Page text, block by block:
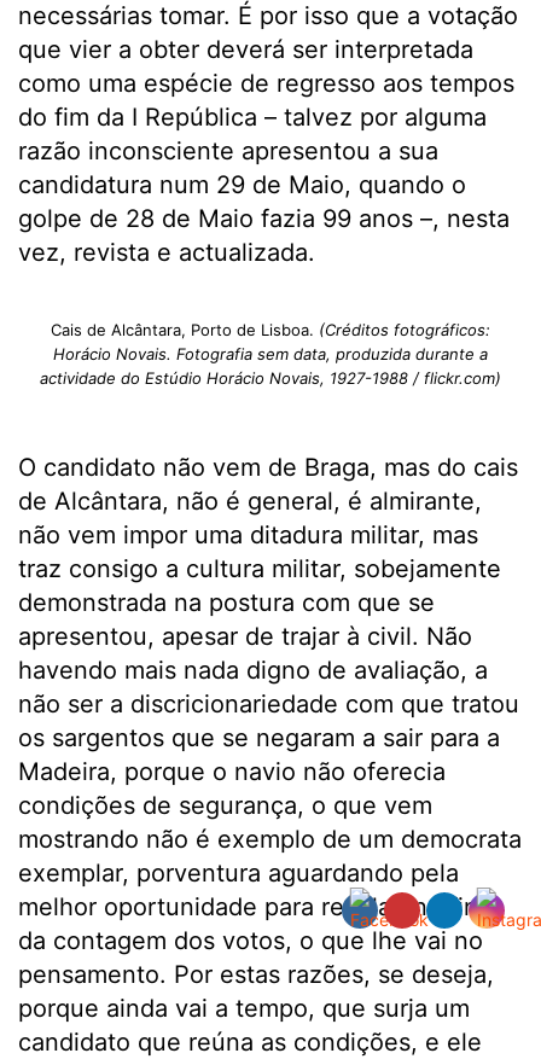
necessárias tomar. É por isso que a votação
que vier a obter deverá ser interpretada
como uma espécie de regresso aos tempos
do fim da I República – talvez por alguma
razão inconsciente apresentou a sua
candidatura num 29 de Maio, quando o
golpe de 28 de Maio fazia 99 anos –, nesta
vez, revista e actualizada.
Cais de Alcântara, Porto de Lisboa. (Créditos fotográficos:
Horácio Novais. Fotografia sem data, produzida durante a
actividade do Estúdio Horácio Novais, 1927-1988 / flickr.com)
O candidato não vem de Braga, mas do cais
de Alcântara, não é general, é almirante,
não vem impor uma ditadura militar, mas
traz consigo a cultura militar, sobejamente
demonstrada na postura com que se
apresentou, apesar de trajar à civil. Não
havendo mais nada digno de avaliação, a
não ser a discricionariedade com que tratou
os sargentos que se negaram a sair para a
Madeira, porque o navio não oferecia
condições de segurança, o que vem
mostrando não é exemplo de um democrata
exemplar, porventura aguardando pela
melhor oportunidade para revelar, no final
da contagem dos votos, o que lhe vai no
pensamento. Por estas razões, se deseja,
porque ainda vai a tempo, que surja um
candidato que reúna as condições, e ele